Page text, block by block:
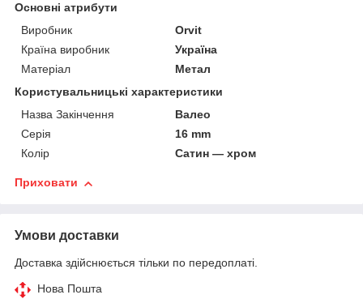
Основні атрибути
Виробник
Orvit
Країна виробник
Україна
Матеріал
Метал
Користувальницькі характеристики
Назва Закінчення
Валео
Серія
16 mm
Колір
Сатин — хром
Приховати
Умови доставки
Доставка здійснюється тільки по передоплаті.
Нова Пошта